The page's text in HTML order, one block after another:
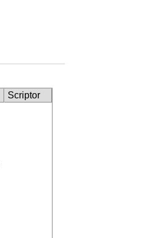
Scriptor